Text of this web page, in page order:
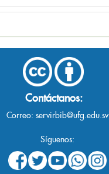
Contáctanos:
Correo: servirbib@ufg.edu.sv
Síguenos: